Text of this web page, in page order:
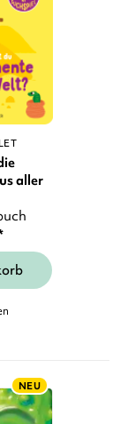
aller
NEU